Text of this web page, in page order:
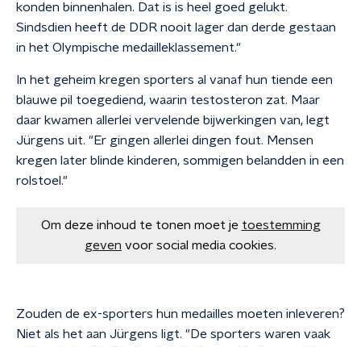
konden binnenhalen. Dat is is heel goed gelukt.
Sindsdien heeft de DDR nooit lager dan derde gestaan
in het Olympische medailleklassement."
In het geheim kregen sporters al vanaf hun tiende een
blauwe pil toegediend, waarin testosteron zat. Maar
daar kwamen allerlei vervelende bijwerkingen van, legt
Jürgens uit. "Er gingen allerlei dingen fout. Mensen
kregen later blinde kinderen, sommigen belandden in een
rolstoel."
Om deze inhoud te tonen moet je toestemming
geven voor social media cookies.
Zouden de ex-sporters hun medailles moeten inleveren?
Niet als het aan Jürgens ligt. "De sporters waren vaak